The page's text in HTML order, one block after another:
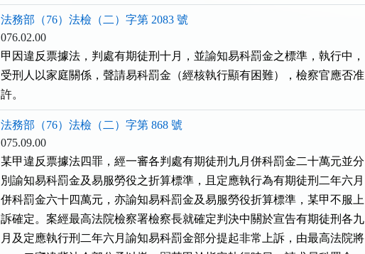
法務部（76）法檢（二）字第 2083 號
076.02.00
甲因違反票據法，判處有期徒刑十月，並諭知易科罰金之標準，執行中，
受刑人以家庭關係，聲請易科罰金（經核執行顯有困難），檢察官應否准
許。
法務部（76）法檢（二）字第 868 號
075.09.00
某甲違反票據法四罪，經一審各判處有期徒刑九月併科罰金二十萬元並分
別諭知易科罰金及易服勞役之折算標準，且定應執行為有期徒刑二年六月
併科罰金六十四萬元，亦諭知易科罰金及易服勞役折算標準，某甲不服上
訴確定。案經最高法院檢察署檢察長就確定判決中關於宣告有期徒刑各九
月及定應執行刑二年六月諭知易科罰金部分提起非常上訴，由最高法院將